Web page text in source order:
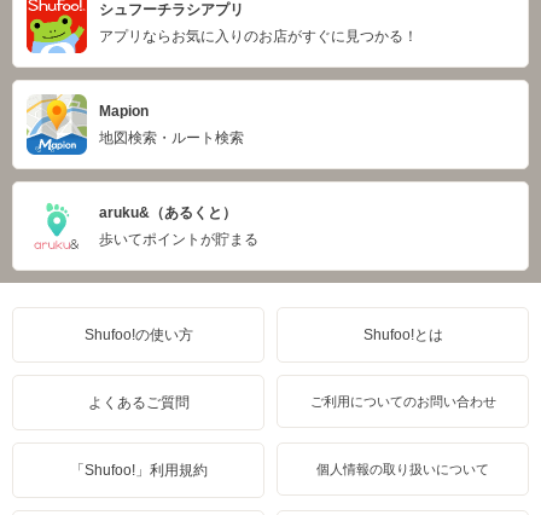
シュフーチラシアプリ
アプリならお気に入りのお店がすぐに見つかる！
Mapion
地図検索・ルート検索
aruku&（あるくと）
歩いてポイントが貯まる
Shufoo!の使い方 Shufoo!とは
よくあるご質問 ご利用についてのお問い合わせ
「Shufoo!」利用規約 個人情報の取り扱いについて